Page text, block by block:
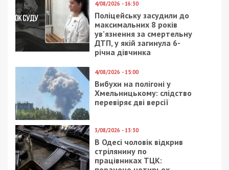
8/01/2019 - 18:03
На недавно открытый
“Зеленый Гай” в
Днепре потратят еще
14 миллионов
30/05/2024 - 16:12
На Одеській митниці
проводять обшуки у
справі про експорт
нелегального зерна